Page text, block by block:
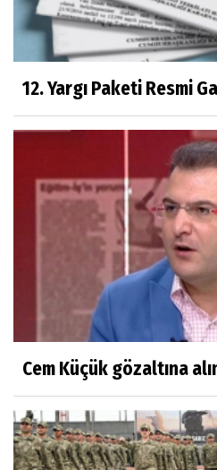
12. Yargı Paketi Resmi
Cem Küçük gözaltına